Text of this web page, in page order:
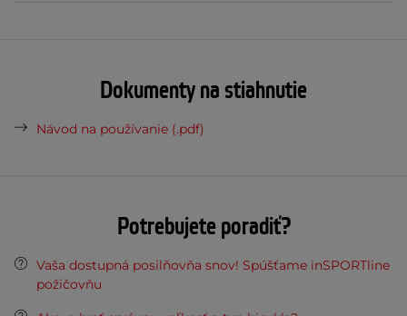
Dokumenty na stiahnutie
Návod na používanie (.pdf)
Potrebujete poradiť?
Vaša dostupná posilňovňa snov! Spúšťame inSPORTline
požičovňu